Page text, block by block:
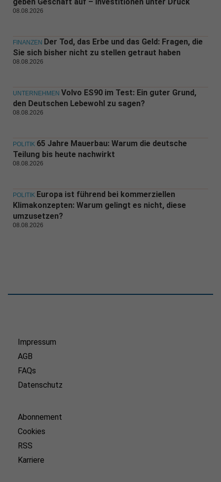
08.08.2026
FINANZEN Der Tod, das Erbe und das Geld: Fragen, die
Sie sich bisher nicht zu stellen getraut haben
08.08.2026
UNTERNEHMEN Volvo ES90 im Test: Ein guter Grund,
den Deutschen Lebewohl zu sagen?
08.08.2026
POLITIK 65 Jahre Mauerbau: Warum die deutsche
Teilung bis heute nachwirkt
08.08.2026
POLITIK Europa ist führend bei kommerziellen
Klimakonzepten: Warum gelingt es nicht, diese
umzusetzen?
08.08.2026
Impressum
AGB
FAQs
Datenschutz
Abonnement
Cookies
RSS
Karriere